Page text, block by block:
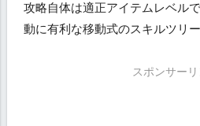
攻略自体は適正アイテムレベル
動に有利な移動式のスキルツリ
スポンサーリ